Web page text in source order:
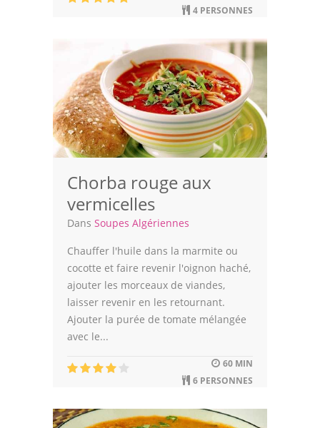
4 PERSONNES
Chorba rouge aux
vermicelles
Dans Soupes Algériennes
Chauffer l'huile dans la marmite ou
cocotte et faire revenir l'oignon haché,
ajouter les morceaux de viandes,
laisser revenir en les retournant.
Ajouter la purée de tomate mélangée
avec le...
60 MIN
6 PERSONNES